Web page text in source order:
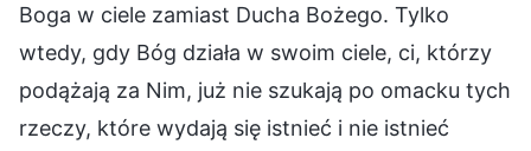
Boga w ciele zamiast Ducha Bożego. Tylko
wtedy, gdy Bóg działa w swoim ciele, ci, którzy
podążają za Nim, już nie szukają po omacku tych
rzeczy, które wydają się istnieć i nie istnieć